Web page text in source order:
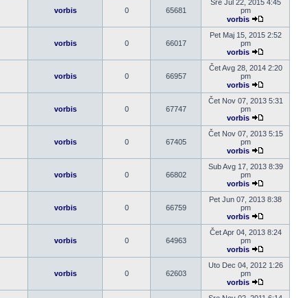
vorbis 0 65681
Sre Jul 22, 2015 4:45
pm
vorbis
Pogledaj
poslednji
vorbis 0 66017
Pet Maj 15, 2015 2:52
pm
vorbis
Pogledaj
poslednji
vorbis 0 66957
Čet Avg 28, 2014 2:20
pm
vorbis
Pogledaj
poslednji
vorbis 0 67747
Čet Nov 07, 2013 5:31
pm
vorbis
Pogledaj
poslednji
vorbis 0 67405
Čet Nov 07, 2013 5:15
pm
vorbis
Pogledaj
poslednji
vorbis 0 66802
Sub Avg 17, 2013 8:39
pm
vorbis
Pogledaj
poslednji
vorbis 0 66759
Pet Jun 07, 2013 8:38
pm
vorbis
Pogledaj
poslednji
vorbis 0 64963
Čet Apr 04, 2013 8:24
pm
vorbis
Pogledaj
poslednji
vorbis 0 62603
Uto Dec 04, 2012 1:26
pm
vorbis
Pogledaj